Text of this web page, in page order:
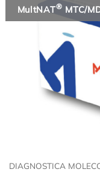
MultNAT® MTC/
DIAGNOSTICA